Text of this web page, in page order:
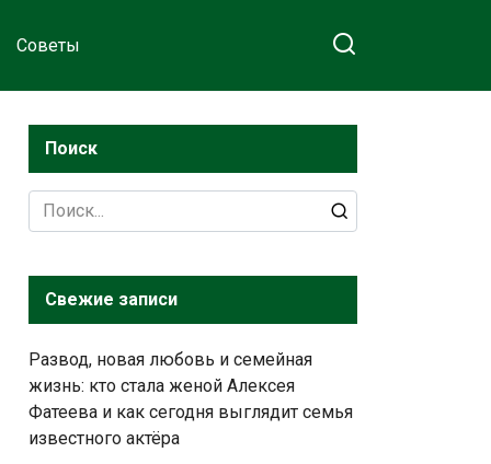
Советы
Поиск
Search
for:
Свежие записи
Развод, новая любовь и семейная
жизнь: кто стала женой Алексея
Фатеева и как сегодня выглядит семья
известного актёра